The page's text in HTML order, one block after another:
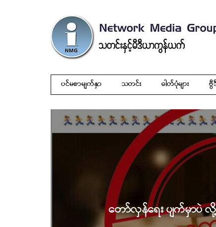
ပင်မစာမျက်နှာ သတင်း ဓါတ်ပုံများ
တော်လှန်ရေး ပျက်မှာပဲ